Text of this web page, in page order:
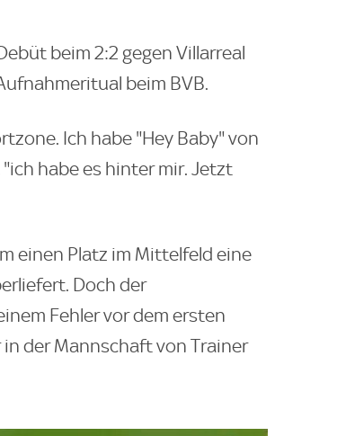
beim 2:2 gegen Villarreal
beim BVB.
Ich habe "Hey Baby" von
habe es hinter mir. Jetzt
einen Platz im Mittelfeld eine
Doch der
Fehler vor dem ersten
der Mannschaft von Trainer